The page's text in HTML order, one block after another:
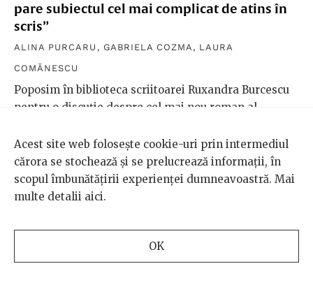
pare subiectul cel mai complicat de atins în
scris”
ALINA PURCARU , GABRIELA COZMA , LAURA
COMĂNESCU
Poposim în biblioteca scriitoarei Ruxandra Burcescu
pentru o discuție despre cel mai nou roman al
O conversație despre istorie, iubire, proces creativ și
planurile Ruxandrei Burcescu pentru o nouă carte,
dedicată prieteniilor între femei.
Acest site web folosește cookie-uri prin intermediul
cărora se stochează și se prelucrează informații, în
scopul îmbunătățirii experienței dumneavoastră. Mai
multe detalii aici.
OK